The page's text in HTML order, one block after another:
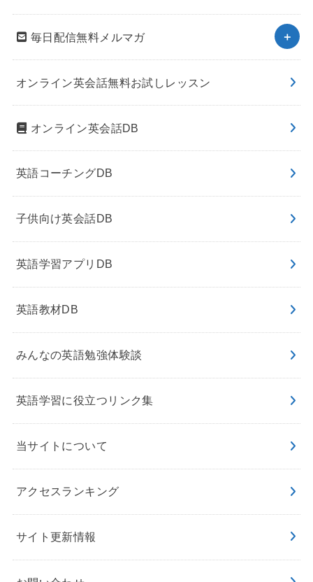
毎日配信無料メルマガ
オンライン英会話無料お試しレッスン
オンライン英会話DB
英語コーチングDB
子供向け英会話DB
英語学習アプリDB
英語教材DB
みんなの英語勉強体験談
英語学習に役立つリンク集
当サイトについて
アクセスランキング
サイト更新情報